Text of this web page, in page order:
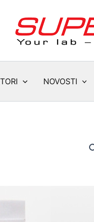
NOVOSTI